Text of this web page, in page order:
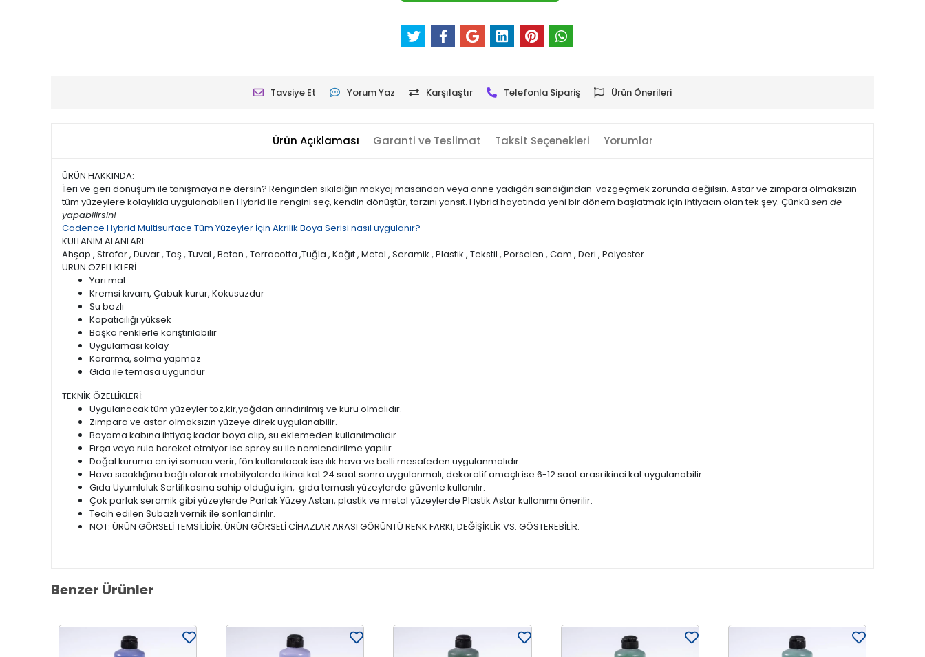
Tavsiye Et Yorum Yaz Karşılaştır Telefonla Sipariş Ürün Önerileri
Ürün Açıklaması Garanti ve Teslimat Taksit Seçenekleri Yorumlar
ÜRÜN HAKKINDA:
İleri ve geri dönüşüm ile tanışmaya ne dersin? Renginden sıkıldığın makyaj masandan veya anne yadigârı sandığından vazgeçmek zorunda değilsin. Astar ve zımpara olmaksızın
tüm yüzeylere kolaylıkla uygulanabilen Hybrid ile rengini seç, kendin dönüştür, tarzını yansıt. Hybrid hayatında yeni bir dönem başlatmak için ihtiyacın olan tek şey. Çünkü sen de
yapabilirsin!
Cadence Hybrid Multisurface Tüm Yüzeyler İçin Akrilik Boya Serisi nasıl uygulanır?
KULLANIM ALANLARI:
Ahşap , Strafor , Duvar , Taş , Tuval , Beton , Terracotta ,Tuğla , Kağıt , Metal , Seramik , Plastik , Tekstil , Porselen , Cam , Deri , Polyester
ÜRÜN ÖZELLİKLERİ:
Yarı mat
Kremsi kıvam, Çabuk kurur, Kokusuzdur
Su bazlı
Kapatıcılığı yüksek
Başka renklerle karıştırılabilir
Uygulaması kolay
Kararma, solma yapmaz
Gıda ile temasa uygundur
TEKNİK ÖZELLİKLERİ:
Uygulanacak tüm yüzeyler toz,kir,yağdan arındırılmış ve kuru olmalıdır.
Zımpara ve astar olmaksızın yüzeye direk uygulanabilir.
Boyama kabına ihtiyaç kadar boya alıp, su eklemeden kullanılmalıdır.
Fırça veya rulo hareket etmiyor ise sprey su ile nemlendirilme yapılır.
Doğal kuruma en iyi sonucu verir, fön kullanılacak ise ılık hava ve belli mesafeden uygulanmalıdır.
Hava sıcaklığına bağlı olarak mobilyalarda ikinci kat 24 saat sonra uygulanmalı, dekoratif amaçlı ise 6-12 saat arası ikinci kat uygulanabilir.
Gıda Uyumluluk Sertifikasına sahip olduğu için, gıda temaslı yüzeylerde güvenle kullanılır.
Çok parlak seramik gibi yüzeylerde Parlak Yüzey Astarı, plastik ve metal yüzeylerde Plastik Astar kullanımı önerilir.
Tecih edilen Subazlı vernik ile sonlandırılır.
NOT: ÜRÜN GÖRSELİ TEMSİLİDİR. ÜRÜN GÖRSELİ CİHAZLAR ARASI GÖRÜNTÜ RENK FARKI, DEĞİŞİKLİK VS. GÖSTEREBİLİR.
Benzer Ürünler